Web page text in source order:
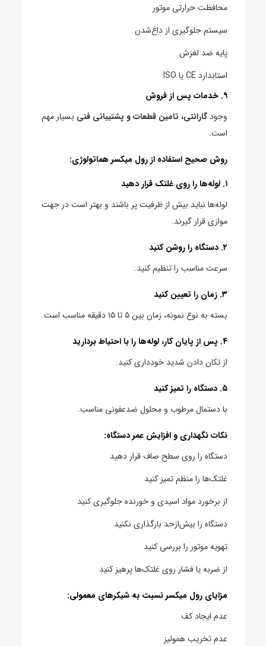
محافظت حرارتی موتور
سیستم جلوگیری از داغ‌شدن
پایه ضد لغزش
استاندارد CE یا ISO
۹. خدمات پس از فروش
وجودگارانتی، تامین قطعات و پشتیبانی فنی بسیار مهم
است.
روش صحیح استفاده از رول میکسر هماتولوژی:
۱. لوله‌ها را روی غلتک قرار دهید
لوله‌ها نباید بیش از ظرفیت پر باشند و بهتر است در جهت
موازی قرار گیرند.
۲. دستگاه را روشن کنید
سرعت مناسب را تنظیم کنید.
۳. زمان را تعیین کنید
بسته به نوع نمونه، زمان بین ۵ تا ۱۵ دقیقه مناسب است.
۴. پس از پایان کار، لوله‌ها را با احتیاط بردارید
از تکان دادن شدید خودداری کنید.
۵. دستگاه را تمیز کنید
با دستمال مرطوب و محلول ضدعفونی مناسب.
نکات نگهداری و افزایش عمر دستگاه:
دستگاه را روی سطح صاف قرار دهید
غلتک‌ها را منظم تمیز کنید
از برخورد مواد اسیدی و خورنده جلوگیری کنید
دستگاه را بیش‌ازحد بارگذاری نکنید
تهویه موتور را بررسی کنید
از ضربه یا فشار روی غلتک‌ها پرهیز کنید
مزایای رول میکسر نسبت به شیکرهای معمولی:
عدم ایجاد کف
عدم تخریب همولیز